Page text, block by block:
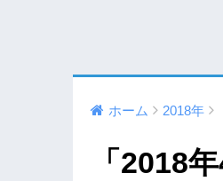
ホーム 2018年
「2018